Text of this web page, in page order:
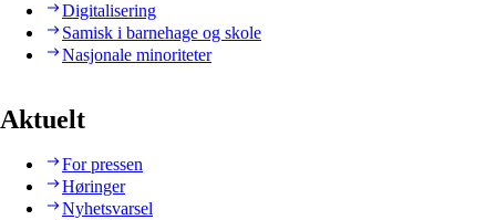
Digitalisering
Samisk i barnehage og skole
Nasjonale minoriteter
Aktuelt
For pressen
Høringer
Nyhetsvarsel